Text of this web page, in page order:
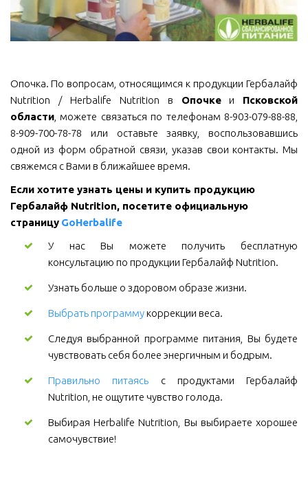
Опочка. По вопросам, относящимся к продукции Гербалайф
Nutrition / Herbalife Nutrition в Опочкеи Псковской
области, можете связаться по телефонам 8-903-079-88-88,
8-909-700-78-78 или оставьте заявку, воспользовавшись
одной из форм обратной связи, указав свои контакты. Мы
свяжемся с Вами в ближайшее время.
Если хотите узнать цены и купить продукцию
Гербалайф Nutrition, посетите официальную
страницу GoHerbalife
У нас Вы можете получить бесплатную
консультацию по продукции Гербалайф Nutrition.
Узнать больше о здоровом образе жизни.
Выбрать программукоррекции веса.
Следуя выбранной программе питания, Вы будете
чувствовать себя более энергичным и бодрым.
Правильно питаясь с продуктами Гербалайф
Nutrition, не ощутите чувство голода.
Выбирая Herbalife Nutrition, Вы выбираете хорошее
самочувствие!